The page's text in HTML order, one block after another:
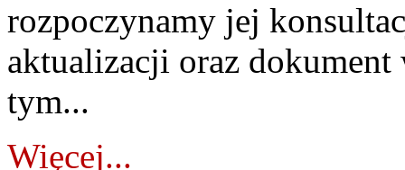
rozpoczynamy jej
aktualizacji oraz
tym...
Więcej...